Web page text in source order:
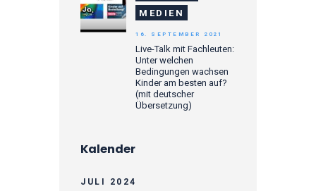
MEDIEN
Live-Talk mit Fachleuten:
Unter welchen
Bedingungen wachsen
Kinder am besten auf?
(mit deutscher
Übersetzung)
16. SEPTEMBER 2021
Kalender
JULI 2024